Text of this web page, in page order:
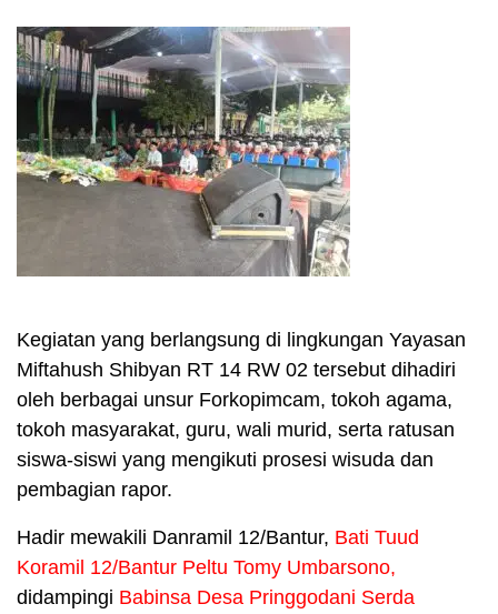
Kegiatan yang berlangsung di lingkungan Yayasan
Miftahush Shibyan RT 14 RW 02 tersebut dihadiri
oleh berbagai unsur Forkopimcam, tokoh agama,
tokoh masyarakat, guru, wali murid, serta ratusan
siswa-siswi yang mengikuti prosesi wisuda dan
pembagian rapor.
Hadir mewakili Danramil 12/Bantur, Bati Tuud
Koramil 12/Bantur Peltu Tomy Umbarsono,
didampingi Babinsa Desa Pringgodani Serda